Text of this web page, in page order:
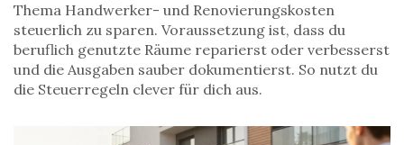
Thema Handwerker- und Renovierungskosten
steuerlich zu sparen. Voraussetzung ist, dass du
beruflich genutzte Räume reparierst oder verbesserst
und die Ausgaben sauber dokumentierst. So nutzt du
die Steuerregeln clever für dich aus.